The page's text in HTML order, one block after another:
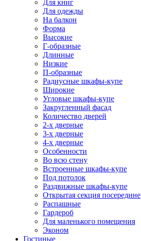
Для книг
Для одежды
На балкон
Форма
Высокие
Г-образные
Длинные
Низкие
П-образные
Радиусные шкафы-купе
Широкие
Угловые шкафы-купе
Закругленный фасад
Количество дверей
2-х дверные
3-х дверные
4-х дверные
Особенности
Во всю стену
Встроенные шкафы-купе
Под потолок
Раздвижные шкафы-купе
Открытая секция посередине
Распашные
Гардероб
Для маленького помещения
Эконом
Гостиные